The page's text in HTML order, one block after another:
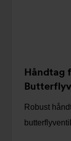
Håndtag
Robust
butterflyventil